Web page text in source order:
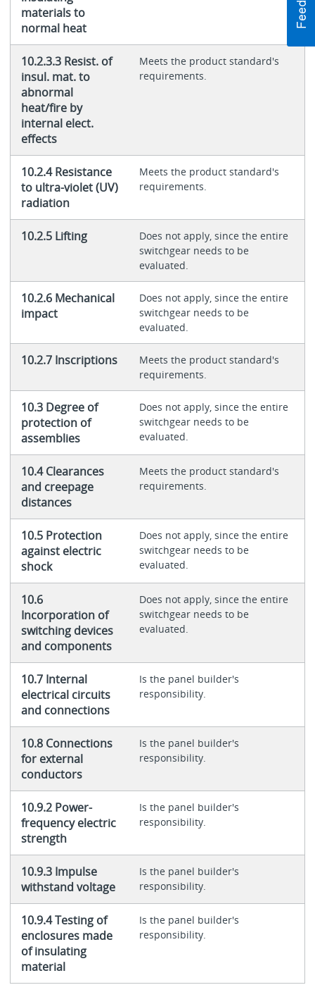
materials to
normal heat
10.2.3.3 Resist. of
insul. mat. to
abnormal
heat/fire by
internal elect.
effects
Meets the product standard's
requirements.
10.2.4 Resistance
to ultra-violet (UV)
radiation
Meets the product standard's
requirements.
10.2.5 Lifting
Does not apply, since the entire
switchgear needs to be
evaluated.
10.2.6 Mechanical
impact
Does not apply, since the entire
switchgear needs to be
evaluated.
10.2.7 Inscriptions
Meets the product standard's
requirements.
10.3 Degree of
protection of
assemblies
Does not apply, since the entire
switchgear needs to be
evaluated.
10.4 Clearances
and creepage
distances
Meets the product standard's
requirements.
10.5 Protection
against electric
shock
Does not apply, since the entire
switchgear needs to be
evaluated.
10.6
Incorporation of
switching devices
and components
Does not apply, since the entire
switchgear needs to be
evaluated.
10.7 Internal
electrical circuits
and connections
Is the panel builder's
responsibility.
10.8 Connections
for external
conductors
Is the panel builder's
responsibility.
10.9.2 Power-
frequency electric
strength
Is the panel builder's
responsibility.
10.9.3 Impulse
withstand voltage
Is the panel builder's
responsibility.
10.9.4 Testing of
enclosures made
of insulating
material
Is the panel builder's
responsibility.